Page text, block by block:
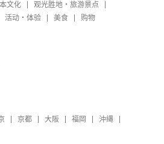
文化
观光胜地・旅游景点
活动・体验 美食 购物
京都 大阪 福岡 沖縄